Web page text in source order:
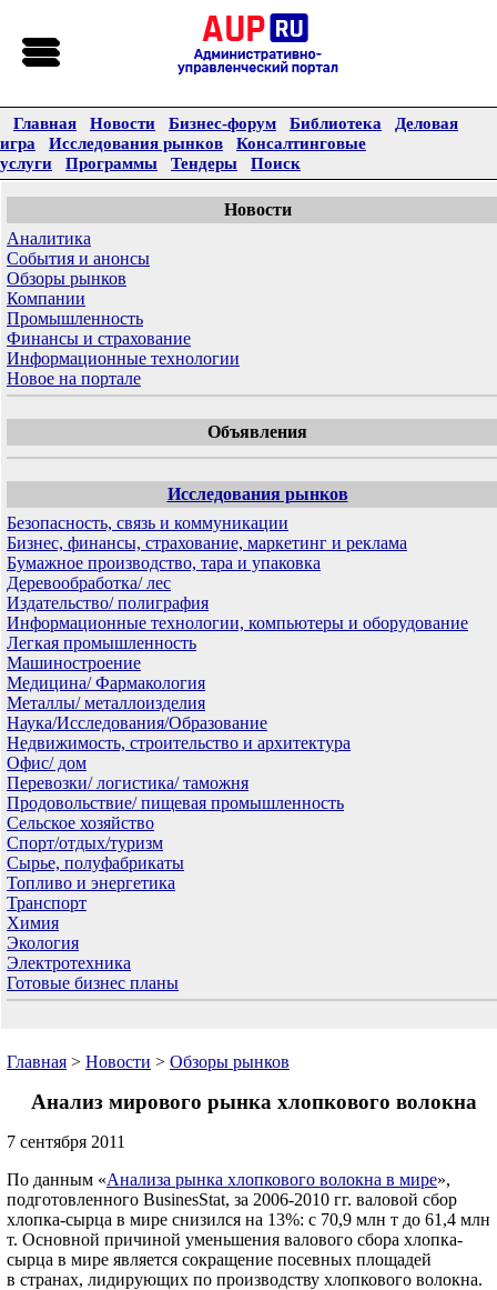
Главная Новости Бизнес-форум Библиотека
Деловая
игра
Исследования рынков
Консалтинговые
услуги
Программы Тендеры Поиск
Новости
Аналитика
События и анонсы
Обзоры рынков
Компании
Промышленность
Финансы и страхование
Информационные технологии
Новое на портале
Объявления
Исследования рынков
Безопасность, связь и коммуникации
Бизнес, финансы, страхование, маркетинг и реклама
Бумажное производство, тара и упаковка
Деревообработка/ лес
Издательство/ полиграфия
Информационные технологии, компьютеры и оборудование
Легкая промышленность
Машиностроение
Медицина/ Фармакология
Металлы/ металлоизделия
Наука/Исследования/Образование
Недвижимость, строительство и архитектура
Офис/ дом
Перевозки/ логистика/ таможня
Продовольствие/ пищевая промышленность
Сельское хозяйство
Спорт/отдых/туризм
Сырье, полуфабрикаты
Топливо и энергетика
Транспорт
Химия
Экология
Электротехника
Готовые бизнес планы
Главная > Новости > Обзоры рынков
Анализ мирового рынка хлопкового волокна
7 сентября 2011
По данным «Анализа рынка хлопкового волокна в мире»,
подготовленного BusinesStat, за 2006-2010 гг. валовой сбор
хлопка-сырца в мире снизился на 13%: с 70,9 млн т до 61,4 млн
т. Основной причиной уменьшения валового сбора хлопка-
сырца в мире является сокращение посевных площадей
в странах, лидирующих по производству хлопкового волокна.